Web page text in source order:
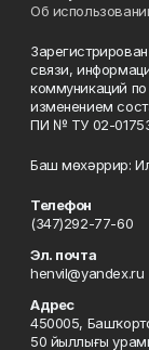
Об
связи,
коммуникаций
изменением
ПИ № ТУ 02-
Баш мөхәррир:
Телефон
(347)292-77-60
Эл. почта
henvil@yandex.ru
Адрес
450005,
50 йыллығы